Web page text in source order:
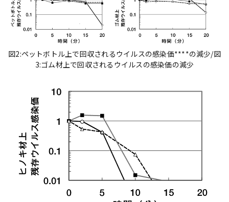
図2:ペットボトル上で回収されるウイルスの感染価****の減少/図
3:ゴム材上で回収されるウイルスの感染価の減少